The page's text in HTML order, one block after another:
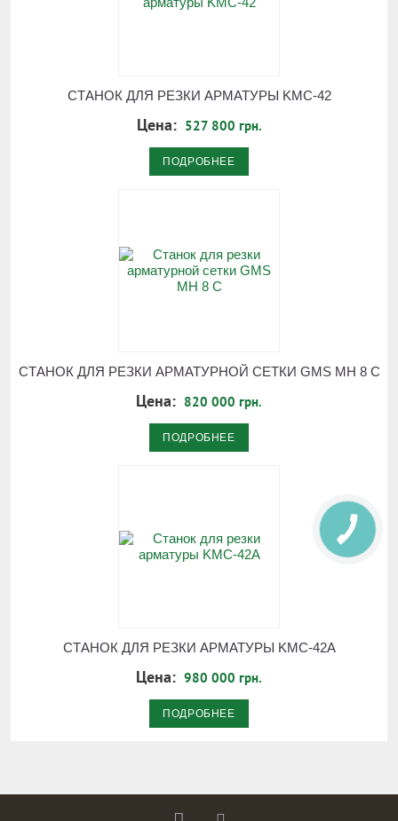
СТАНОК ДЛЯ РЕЗКИ АРМАТУРЫ KMC-42
Цена: 527 800 грн.
ПОДРОБНЕЕ
CТАНОК ДЛЯ РЕЗКИ АРМАТУРНОЙ СЕТКИ GMS MH 8 C
Цена: 820 000 грн.
ПОДРОБНЕЕ
СТАНОК ДЛЯ РЕЗКИ АРМАТУРЫ KMC-42A
Цена: 980 000 грн.
ПОДРОБНЕЕ